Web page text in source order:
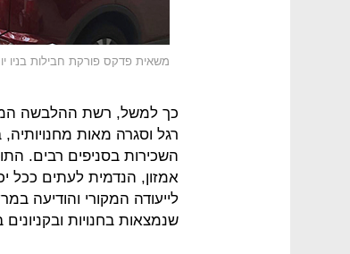
משאית פדקס פורקת חבילות בניו
רגל וסגרה מאות
השכירות בסניפים רבים.
אמזון, הנדמית לעתים ככל
שנמצאות בחנויות